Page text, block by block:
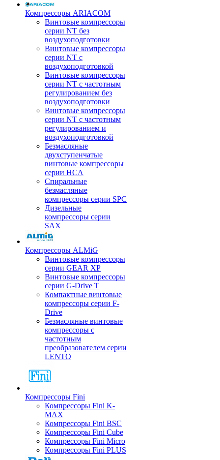
Компрессоры ARIACOM
Винтовые компрессоры
серии NT без
воздухоподготовки
Винтовые компрессоры
серии NT c
воздухоподготовкой
Винтовые компрессоры
серии NT с частотным
регулированием без
воздухоподготовки
Винтовые компрессоры
серии NT с частотным
регулированием и
воздухоподготовкой
Безмасляные
двухступенчатые
винтовые компрессоры
серии HCA
Спиральные
безмасляные
компрессоры серии SPC
Дизельные
компрессоры серии
SAX
Компрессоры ALMiG
Винтовые компрессоры
серии GEAR XP
Винтовые компрессоры
серии G-Drive T
Компактные винтовые
компрессоры серии F-
Drive
Безмасляные винтовые
компрессоры с
частотным
преобразователем серии
LENTO
Компрессоры Fini
Компрессоры Fini K-
MAX
Компрессоры Fini BSC
Компрессоры Fini Cube
Компрессоры Fini Micro
Компрессоры Fini PLUS